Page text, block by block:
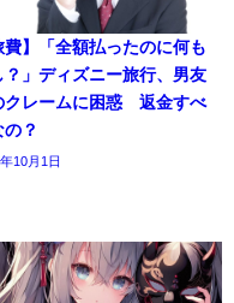
費】「全額払ったのに何も
？」ディズニー旅行、男友
クレームに困惑 返金すべ
の？
10月1日